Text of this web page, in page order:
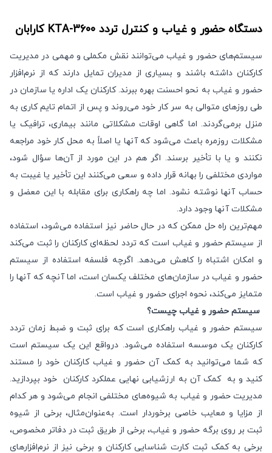
دستگاه حضور و غیاب و کنترل تردد KTA-3600 کارابان
سیستم‌های حضور و غیاب می‌توانند نقش مکملی و مهمی در مدیریت
کارکنان داشته باشند و بسیاری از مدیران تمایل دارند که از نرم‌افزار
حضور و غیاب به نحو احسنت بهره ببرند. کارکنان یک اداره یا سازمان در
طی روزهای متوالی به سر کار خود می‌روند و پس از اتمام تایم کاری به
منزل برمی‌گردند. اما گاهی اوقات مشکلاتی مانند بیماری، ترافیک یا
مشکلات روزمره باعث می‌شود که آنها یا اصلاً به محل کار خود مراجعه
نکنند و یا با تأخیر برسند. اگر هم در این مورد از آن‌ها سؤال شود،
مواردی مختلفی را بهانه قرار داده و سعی می‌کنند این تأخیر یا غیبت به
حساب آنها نوشته نشود. اما چه راهکاری برای مقابله با این معضل و
مشکلات آنها وجود دارد.
مهم‌ترین راه‌ حل ممکن که در حال حاضر نیز استفاده می‌شود، استفاده
از سیستم حضور و غیاب است که تردد لحظه‌ای کارکنان را ثبت می‌کند
و امکان اشتباه را کاهش می‌دهد. اگرچه فلسفه استفاده از سیستم
حضور و غیاب در سازمان‌های مختلف یکسان است، اما آنچه که آنها را
متمایز می‌کند، نحوه اجرای حضور و غیاب است.
سیستم حضور و غیاب چیست؟
سیستم حضور و غیاب راهکاری است که برای ثبت و ضبط زمان تردد
کارکنان یک موسسه استفاده می‌شود. درواقع این یک سیستم است
که شما می‌توانید به کمک آن حضور و غیاب کارکنان خود را مستند
کنید و به کمک آن به ارزشیابی نهایی عملکرد کارکنان خود بپردازید.
مدیریت حضور و غیاب به شیوه‌های مختلفی انجام می‌شود و هر کدام
از مزایا و معایب خاصی برخوردار است. به‌عنوان‌مثال، برخی از شیوه
ثبت بر روی برگه حضور و غیاب، برخی از طریق ثبت در دفاتر مخصوص،
برخی به کمک ثبت کارت شناسایی کارکنان و برخی نیز از نرم‌افزارهای